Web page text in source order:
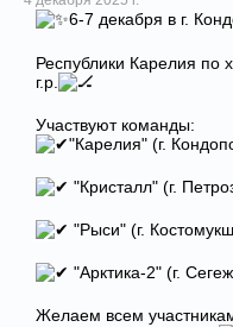
️6-7 декабря в г.
Республики Карелия по
г.р.
Участвуют команды:
"Карелия" (г.
"Кристалл" (г.
"Рыси" (г.
"Арктика-2" (г.
Желаем всем